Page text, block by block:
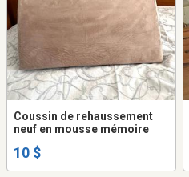
Coussin de rehaussement
neuf en mousse mémoire
10 $